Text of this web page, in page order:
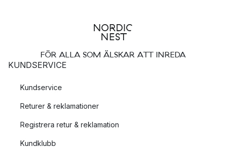
FÖR ALLA SOM ÄLSKAR ATT INREDA
KUNDSERVICE
Kundservice
Returer & reklamationer
Registrera retur & reklamation
Kundklubb